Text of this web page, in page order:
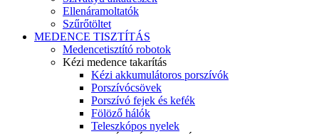
Ellenáramoltatók
Szűrőtöltet
MEDENCE TISZTÍTÁS
Medencetisztító robotok
Kézi medence takarítás
Kézi akkumulátoros porszívók
Porszívócsövek
Porszívó fejek és kefék
Fölöző hálók
Teleszkópos nyelek